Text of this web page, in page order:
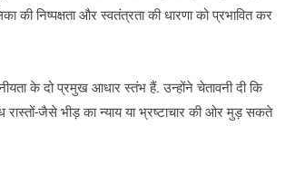
निष्पक्षता और स्वतंत्रता की धारणा को प्रभावित कर
के दो प्रमुख आधार स्तंभ हैं. उन्होंने चेतावनी दी कि
रास्तों-जैसे भीड़ का न्याय या भ्रष्टाचार की ओर मुड़ सकते